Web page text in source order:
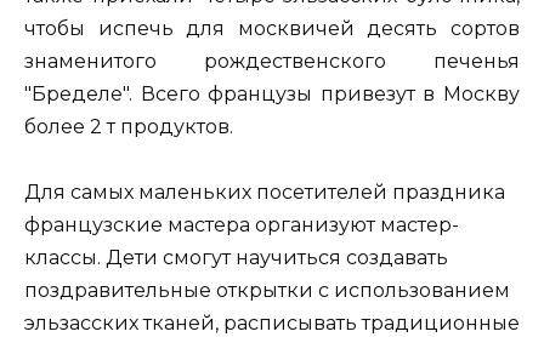
чтобы испечь для москвичей десять сортов
знаменитого рождественского печенья
"Бределе". Всего французы привезут в Москву
более 2 т продуктов.
Для самых маленьких посетителей праздника
французские мастера организуют мастер-
классы. Дети смогут научиться создавать
поздравительные открытки с использованием
эльзасских тканей, расписывать традиционные